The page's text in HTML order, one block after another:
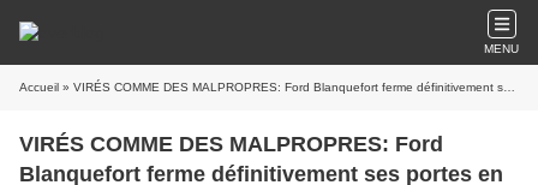
MENU
Accueil » VIRÉS COMME DES MALPROPRES: Ford Blanquefort ferme définitivement ses portes en catimini
VIRÉS COMME DES MALPROPRES: Ford
Blanquefort ferme définitivement ses portes en